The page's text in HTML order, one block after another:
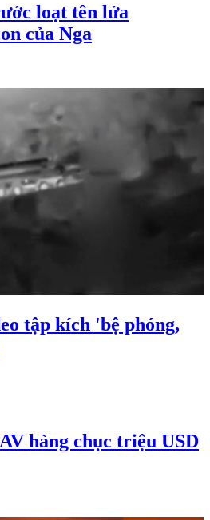
loạt tên lửa
của Nga
tập kích 'bệ phóng,
hàng chục triệu USD